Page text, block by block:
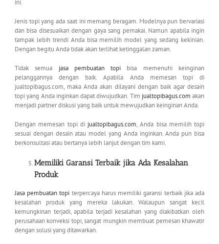
ini.
Jenis topi yang ada saat ini memang beragam. Modelnya pun bervariasi
dan bisa disesuaikan dengan gaya sang pemakai. Namun apabila ingin
tampak lebih trendi Anda bisa memilih model yang sedang kekinian.
Dengan begitu Anda tidak akan terlihat ketinggalan zaman.
Tidak semua jasa pembuatan topi bisa memenuhi keinginan
pelanggannya dengan baik. Apabila Anda memesan topi di
jualtopibagus.com, maka Anda akan dilayani dengan baik agar desain
topi yang Anda inginkan dapat diwujudkan. Tim jualtopibagus.com akan
menjadi partner diskusi yang baik untuk mewujudkan keinginan Anda.
Dengan memesan topi dijualtopibagus.com, Anda bisa memilih topi
sesuai dengan desain atau model yang Anda inginkan. Anda pun bisa
berkonsultasi atau bertanya lebih lanjut dengan tim kami.
Memiliki Garansi Terbaik jika Ada Kesalahan
Produk
Jasa pembuatan topi terpercaya harus memiliki garansi terbaik jika ada
kesalahan produk yang mereka lakukan. Walaupun sangat kecil
kemungkinan terjadi, apabila terjadi kesalahan yang diakibatkan oleh
perusahaan konveksi topi, sangat mungkin membuat pemesan khawatir
dengan solusi yang ditawarkan.